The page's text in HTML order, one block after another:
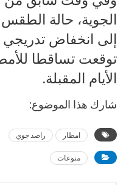
الجوية، حالة الطقس
إلى انخفاض
توقعت تساقطا
الأيام المقبلة.
شارك هذا الموضوع:
امطار راصد جوي
منوعات